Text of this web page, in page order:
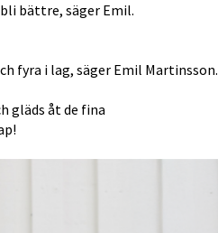
bättre, säger Emil.
fyra i lag, säger Emil Martinsson.
gläds åt de fina